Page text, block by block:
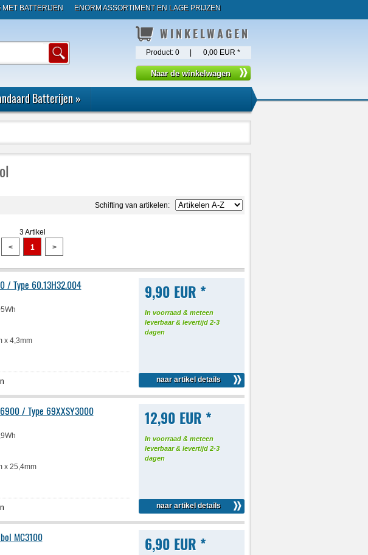
MET BATTERIJEN ENORM ASSORTIMENT EN LAGE PRIJZEN
WINKELWAGEN
Product: 0 0,00 EUR *
Batterijen»
Schifting van artikelen:
3 Artikel
<
1 >
9,90 EUR *
In voorraad & meteen
leverbaar & levertijd 2-3
dagen
naar artikel details
/ Type 60.13H32.004
x 4,3mm
12,90 EUR *
In voorraad & meteen
leverbaar & levertijd 2-3
dagen
naar artikel details
/ Type 69XXSY3000
x 25,4mm
6,90 EUR *
MC3100